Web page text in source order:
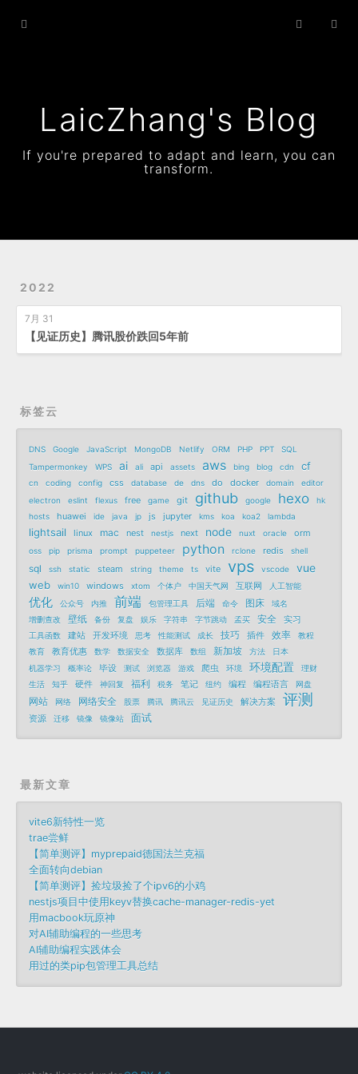
LaicZhang's Blog
If you're prepared to adapt and learn, you can
transform.
2022
7月 31
【见证历史】腾讯股价跌回5年前
标签云
DNS Google JavaScript MongoDB Netlify ORM PHP PPT
SQL
Tampermonkey
WPS ai ali api assets aws bing blog cdn cf
cn coding config css database de dns do docker domain
editor
electron
eslint flexus free game git github google hexo
hk
hosts
huawei ide java jp js jupyter kms koa koa2 lambda
lightsail linux mac nest nestjs next node nuxt oracle orm
oss pip prisma prompt puppeteer python rclone redis shell
sql ssh static steam string theme ts vite vps vscode vue
web win10 windows xtom 个体户 中国天气网 互联网 人工智能
优化 公众号 内推 前端 包管理工具 后端 命令 图床
域名
增删查改
壁纸 备份 复盘 娱乐 字符串 字节跳动 孟买 安全 实习
工具函数 建站 开发环境 思考 性能测试 成长 技巧 插件 效率
教程
教育
教育优惠 数学 数据安全 数据库 数组 新加坡 方法
日本
机器学习
概率论 毕设 测试 浏览器 游戏 爬虫 环境 环境配置
理财
生活
知乎 硬件 神回复 福利 税务 笔记 纽约 编程 编程语言 网盘
网站 网络 网络安全 股票 腾讯 腾讯云 见证历史 解决方案 评测
资源 迁移 镜像 镜像站 面试
最新文章
vite6新特性一览
trae尝鲜
【简单测评】myprepaid德国法兰克福
全面转向debian
【简单测评】捡垃圾捡了个ipv6的小鸡
nestjs项目中使用keyv替换cache-manager-redis-yet
用macbook玩原神
对AI辅助编程的一些思考
AI辅助编程实践体会
用过的类pip包管理工具总结
Home
Resume